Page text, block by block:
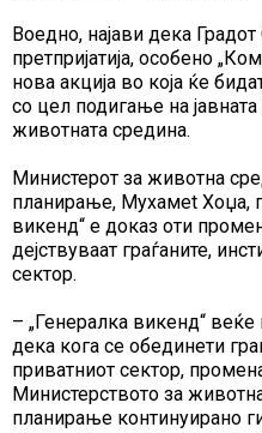
Воедно, најави дека
претпријатија, особено
нова акција во која ќе
со цел подигање на
животната средина.
Министерот за животна
планирање, Мухамеt Хоџа,
викенд“ е доказ оти
дејствуваат граѓаните,
сектор.
– „Генералка викенд“
дека кога се обединети
приватниот сектор,
Министерството за
планирање континуирано